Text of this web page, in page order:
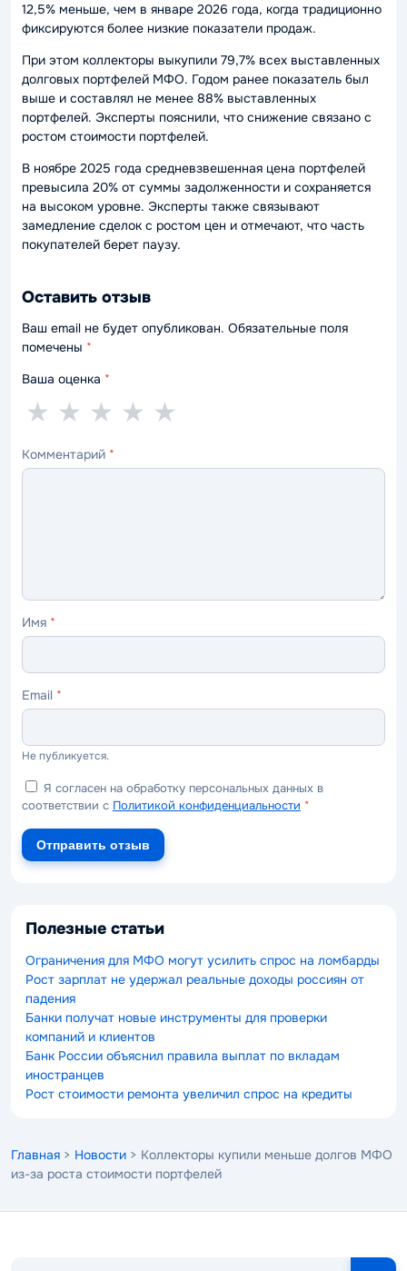
12,5% меньше, чем в январе 2026 года, когда традиционно
фиксируются более низкие показатели продаж.
При этом коллекторы выкупили 79,7% всех выставленных
долговых портфелей МФО. Годом ранее показатель был
выше и составлял не менее 88% выставленных
портфелей. Эксперты пояснили, что снижение связано с
ростом стоимости портфелей.
В ноябре 2025 года средневзвешенная цена портфелей
превысила 20% от суммы задолженности и сохраняется
на высоком уровне. Эксперты также связывают
замедление сделок с ростом цен и отмечают, что часть
покупателей берет паузу.
Оставить отзыв
Ваш email не будет опубликован. Обязательные поля
помечены *
Ваша оценка *
5
—
★
4
—
★
3
—
★
2
—
★
1
—
★
Комментарий *
Имя *
Email *
Не публикуется.
Я согласен на обработку персональных данных в
соответствии с Политикой конфиденциальности *
Отправить отзыв
Полезные статьи
Ограничения для МФО могут усилить спрос на ломбарды
Рост зарплат не удержал реальные доходы россиян от
падения
Банки получат новые инструменты для проверки
компаний и клиентов
Банк России объяснил правила выплат по вкладам
иностранцев
Рост стоимости ремонта увеличил спрос на кредиты
Главная > Новости > Коллекторы купили меньше долгов МФО
из-за роста стоимости портфелей